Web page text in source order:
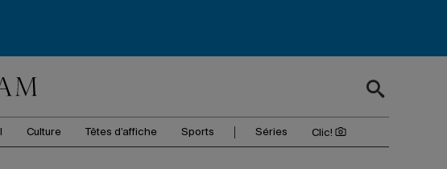
Culture Têtes d’affiche Sports Séries Clic!